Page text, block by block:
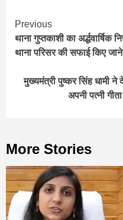
Continue
Reading
Previous
थाना गुप्तकाशी का
थाना परिसर की सफाई किए जाने
मुख्यमंत्री पुष्कर सिंह धामी
अपनी पत्नी
More Stories